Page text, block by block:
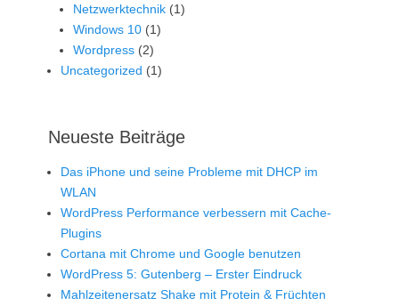
Netzwerktechnik (1)
Windows 10 (1)
Wordpress (2)
Uncategorized (1)
Neueste Beiträge
Das iPhone und seine Probleme mit DHCP im
WLAN
WordPress Performance verbessern mit Cache-
Plugins
Cortana mit Chrome und Google benutzen
WordPress 5: Gutenberg – Erster Eindruck
Mahlzeitenersatz Shake mit Protein & Früchten